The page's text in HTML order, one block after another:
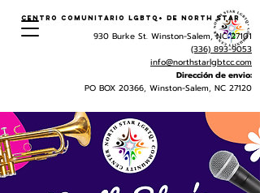
Centro Comunitario LGBTQ+ de North Star
930 Burke St. Winston-Salem, NC 27101
(336) 893-9053
info@northstarlgbtcc.com
Dirección de envio:
PO BOX 20366, Winston-Salem, NC 27120